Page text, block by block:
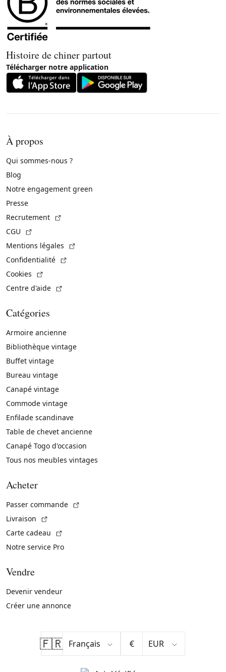
Histoire de chiner partout
Télécharger notre application
À propos
Qui sommes-nous ?
Blog
Notre engagement green
Presse
Recrutement
CGU
Mentions légales
Confidentialité
Cookies
Centre d'aide
Catégories
Armoire ancienne
Bibliothèque vintage
Buffet vintage
Bureau vintage
Canapé vintage
Commode vintage
Enfilade scandinave
Table de chevet ancienne
Canapé Togo d'occasion
Tous nos meubles vintages
Acheter
Passer commande
Livraison
Carte cadeau
Notre service Pro
Vendre
Devenir vendeur
Créer une annonce
🇫🇷 €